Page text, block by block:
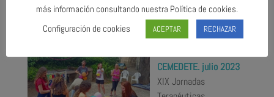
JORNADAS
CEMEDETE. julio 2023
XIX Jornadas
más información consultando nuestra Política de cookies.
Configuración de cookies
ACEPTAR RECHAZAR